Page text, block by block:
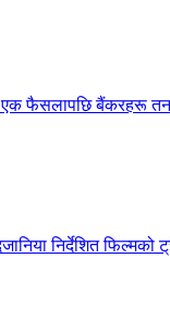
फैसलापछि बैंकरहरू
निर्देशित